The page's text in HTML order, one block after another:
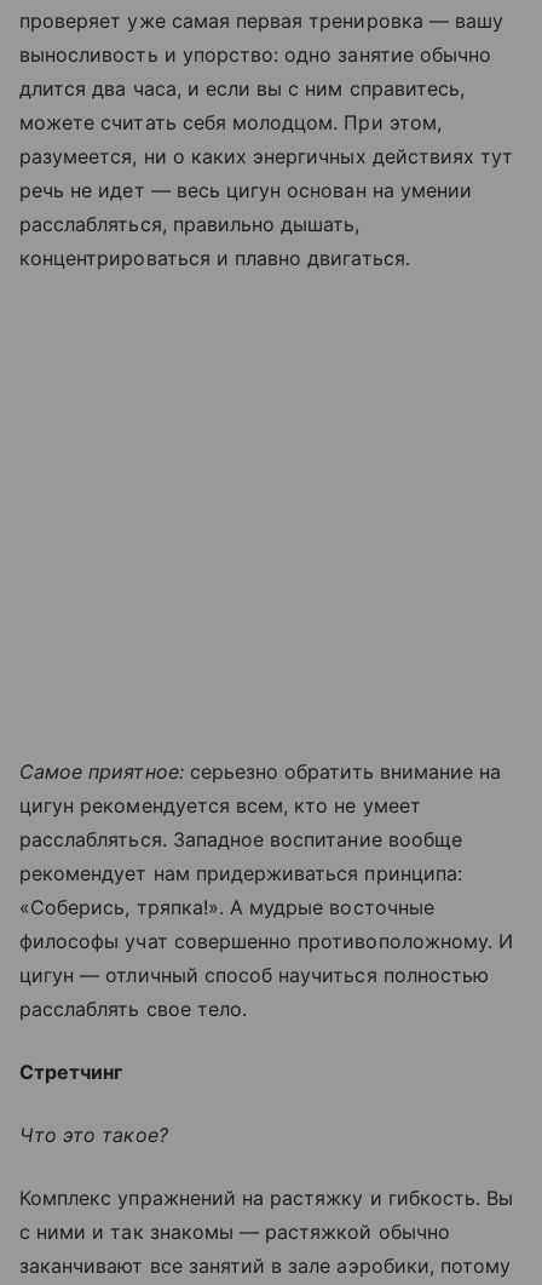
проверяет уже самая первая тренировка — вашу
выносливость и упорство: одно занятие обычно
длится два часа, и если вы с ним справитесь,
можете считать себя молодцом. При этом,
разумеется, ни о каких энергичных действиях тут
речь не идет — весь цигун основан на умении
расслабляться, правильно дышать,
концентрироваться и плавно двигаться.
Самое приятное:серьезно обратить внимание на
цигун рекомендуется всем, кто не умеет
расслабляться. Западное воспитание вообще
рекомендует нам придерживаться принципа:
«Соберись, тряпка!». А мудрые восточные
философы учат совершенно противоположному. И
цигун — отличный способ научиться полностью
расслаблять свое тело.
Стретчинг
Что это такое?
Комплекс упражнений на растяжку и гибкость. Вы
с ними и так знакомы — растяжкой обычно
заканчивают все занятий в зале аэробики, потому